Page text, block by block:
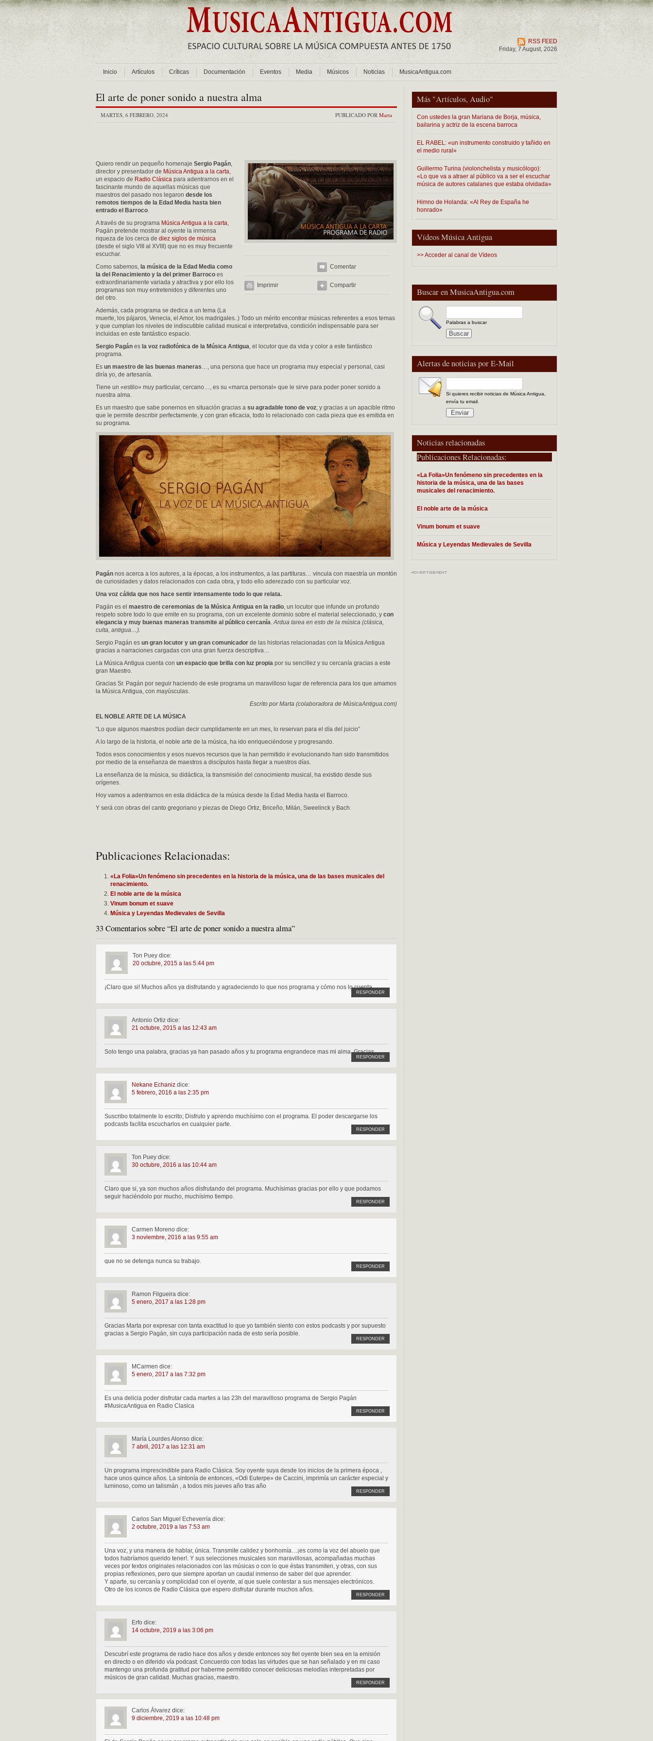
RSS FEED
Friday, 7 August, 2026
Inicio Artículos Críticas Documentación Eventos Media Músicos Noticias MusicaAntigua.com
Más "Artículos, Audio"
Con ustedes la gran Mariana de Borja, música,
bailarina y actriz de la escena barroca
EL RABEL: «un instrumento construido y tañido en
el medio rural»
Guillermo Turina (violonchelista y musicólogo):
«Lo que va a atraer al público va a ser el escuchar
música de autores catalanes que estaba olvidada»
Himno de Holanda: «Al Rey de España he
honrado»
Vídeos Música Antigua
>> Acceder al canal de Vídeos
Buscar en MusicaAntigua.com
Palabras a buscar
Alertas de noticias por E-Mail
Si quieres recibir noticias de Música Antigua,
envía tu email.
Noticias relacionadas
Publicaciones Relacionadas:
«La Folia»Un fenómeno sin precedentes en la
historia de la música, una de las bases
musicales del renacimiento.
El noble arte de la música
Vinum bonum et suave
Música y Leyendas Medievales de Sevilla
El arte de poner sonido a nuestra alma
PUBLICADO POR Marta
MARTES, 6 FEBRERO, 2024
Comentar
Imprimir Compartir
Quiero rendir un pequeño homenaje Sergio Pagán,
director y presentador de Música Antigua a la carta,
un espacio de Radio Clásica para adentrarnos en el
fascinante mundo de aquellas músicas que
maestros del pasado nos legaron desde los
remotos tiempos de la Edad Media hasta bien
entrado el Barroco.
A través de su programa Música Antigua a la carta,
Pagán pretende mostrar al oyente la inmensa
riqueza de los cerca de diez siglos de música
(desde el siglo VIII al XVIII) que no es muy frecuente
escuchar.
Como sabemos, la música de la Edad Media como
la del Renacimiento y la del primer Barroco es
extraordinariamente variada y atractiva y por ello los
programas son muy entretenidos y diferentes uno
del otro.
Además, cada programa se dedica a un tema (La
muerte, los pájaros, Venecia, el Amor, los madrigales..) Todo un mérito encontrar músicas referentes a esos temas
y que cumplan los niveles de indiscutible calidad musical e interpretativa, condición indispensable para ser
incluidas en este fantástico espacio.
Sergio Pagán es la voz radiofónica de la Música Antigua, el locutor que da vida y color a este fantástico
programa.
Es un maestro de las buenas maneras…, una persona que hace un programa muy especial y personal, casi
diría yo, de artesanía.
Tiene un «estilo» muy particular, cercano…, es su «marca personal» que le sirve para poder poner sonido a
nuestra alma.
Es un maestro que sabe ponernos en situación gracias a su agradable tono de voz; y gracias a un apacible ritmo
que le permite describir perfectamente, y con gran eficacia, todo lo relacionado con cada pieza que es emitida en
su programa.
Pagán nos acerca a los autores, a la épocas, a los instrumentos, a las partituras… vincula con maestría un montón
de curiosidades y datos relacionados con cada obra, y todo ello aderezado con su particular voz.
Una voz cálida que nos hace sentir intensamente todo lo que relata.
Pagán es el maestro de ceremonias de la Música Antigua en la radio, un locutor que infunde un profundo
respeto sobre todo lo que emite en su programa, con un excelente dominio sobre el material seleccionado, y con
elegancia y muy buenas maneras transmite al público cercanía.Ardua tarea en esto de la música (clásica,
culta, antigua…).
Sergio Pagán es un gran locutor y un gran comunicador de las historias relacionadas con la Música Antigua
gracias a narraciones cargadas con una gran fuerza descriptiva…
La Música Antigua cuenta con un espacio que brilla con luz propia por su sencillez y su cercanía gracias a este
gran Maestro.
Gracias Sr. Pagán por seguir haciendo de este programa un maravilloso lugar de referencia para los que amamos
la Música Antigua, con mayúsculas.
Escrito por Marta (colaboradora de MúsicaAntigua.com)
EL NOBLE ARTE DE LA MÚSICA
“Lo que algunos maestros podían decir cumplidamente en un mes, lo reservan para el día del juicio”
A lo largo de la historia, el noble arte de la música, ha ido enriqueciéndose y progresando.
Todos esos conocimientos y esos nuevos recursos que la han permitido ir evolucionando han sido transmitidos
por medio de la enseñanza de maestros a discípulos hasta llegar a nuestros días.
La enseñanza de la música, su didáctica, la transmisión del conocimiento musical, ha existido desde sus
orígenes.
Hoy vamos a adentrarnos en esta didáctica de la música desde la Edad Media hasta el Barroco.
Y será con obras del canto gregoriano y piezas de Diego Ortiz, Briceño, Milán, Sweelinck y Bach.
Publicaciones Relacionadas:
«La Folia»Un fenómeno sin precedentes en la historia de la música, una de las bases musicales del
renacimiento.
El noble arte de la música
Vinum bonum et suave
Música y Leyendas Medievales de Sevilla
33 Comentarios sobre “El arte de poner sonido a nuestra alma”
Ton Puey dice:
20 octubre, 2015 a las 5:44 pm
¡Claro que si! Muchos años ya disfrutando y agradeciendo lo que nos programa y cómo nos lo cuenta.
RESPONDER
Antonio Ortiz dice:
21 octubre, 2015 a las 12:43 am
Solo tengo una palabra, gracias ya han pasado años y tu programa engrandece mas mi alma. Gracias
RESPONDER
Nekane Echaniz dice:
5 febrero, 2016 a las 2:35 pm
Suscribo totalmente lo escrito; Disfruto y aprendo muchísimo con el programa. El poder descargarse los
podcasts facilita escucharlos en cualquier parte.
RESPONDER
Ton Puey dice:
30 octubre, 2016 a las 10:44 am
Claro que si, ya son muchos años disfrutando del programa. Muchísimas gracias por ello y que podamos
seguir haciéndolo por mucho, muchísimo tiempo.
RESPONDER
Carmen Moreno dice:
3 noviembre, 2016 a las 9:55 am
que no se detenga nunca su trabajo.
RESPONDER
Ramon Filgueira dice:
5 enero, 2017 a las 1:28 pm
Gracias Marta por expresar con tanta exactitud lo que yo también siento con estos podcasts y por supuesto
gracias a Sergio Pagán, sin cuya participación nada de esto sería posible.
RESPONDER
MCarmen dice:
5 enero, 2017 a las 7:32 pm
Es una delicia poder disfrutar cada martes a las 23h del maravilloso programa de Sergio Pagán
#MusicaAntigua en Radio Clasica
RESPONDER
María Lourdes Alonso dice:
7 abril, 2017 a las 12:31 am
Un programa imprescindible para Radio Clásica. Soy oyente suya desde los inicios de la primera época ,
hace unos quince años. La sintonía de entonces, «Odi Euterpe» de Caccini, imprimía un carácter especial y
luminoso, como un talismán , a todos mis jueves año tras año
RESPONDER
Carlos San Miguel Echeverría dice:
2 octubre, 2019 a las 7:53 am
Una voz, y una manera de hablar, única. Transmite calidez y bonhomía…¡es como la voz del abuelo que
todos habríamos querido tener!. Y sus selecciones musicales son maravillosas, acompañadas muchas
veces por textos originales relacionados con las músicas o con lo que éstas transmiten, y otras, con sus
propias reflexiones, pero que siempre aportan un caudal inmenso de saber del que aprender.
Y aparte, su cercanía y complicidad con el oyente, al que suele contestar a sus mensajes electrónicos.
Otro de los iconos de Radio Clásica que espero disfrutar durante muchos años.
RESPONDER
Erfo dice:
14 octubre, 2019 a las 3:06 pm
Descubrí este programa de radio hace dos años y desde entonces soy fiel oyente bien sea en la emisión
en directo o en diferido vía podcast. Concuerdo con todas las virtudes que se han señalado y en mi caso
mantengo una profunda gratitud por haberme permitido conocer deliciosas melodías interpretadas por
músicos de gran calidad. Muchas gracias, maestro.
RESPONDER
Carlos Álvarez dice:
9 diciembre, 2019 a las 10:48 pm